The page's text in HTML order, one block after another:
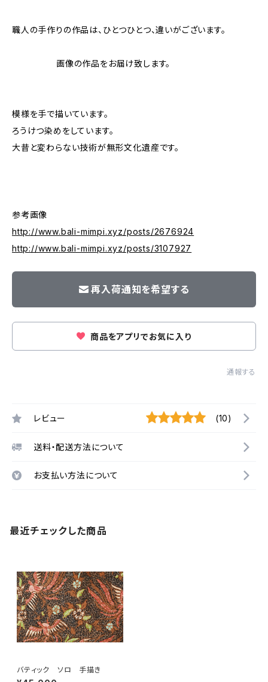
職人の手作りの作品は、ひとつひとつ、違いがございます。
画像の作品をお届け致します。
模様を手で描いています。
ろうけつ染めをしています。
大昔と変わらない技術が無形文化遺産です。
参考画像
http://www.bali-mimpi.xyz/posts/2676924
http://www.bali-mimpi.xyz/posts/3107927
再入荷通知を希望する
商品をアプリでお気に入り
通報する
レビュー (10)
送料・配送方法について
お支払い方法について
最近チェックした商品
バティック ソロ 手描き